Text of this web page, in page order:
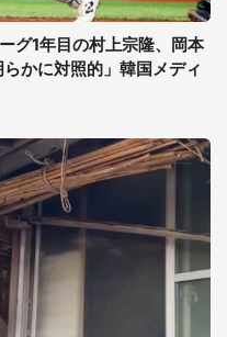
グ1年目の村上宗隆、岡本
かに対照的」韓国メディ